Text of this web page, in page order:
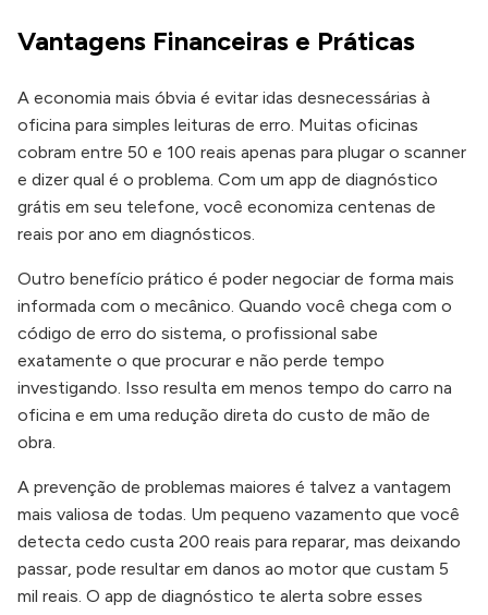
Vantagens Financeiras e Práticas
A economia mais óbvia é evitar idas desnecessárias à
oficina para simples leituras de erro. Muitas oficinas
cobram entre 50 e 100 reais apenas para plugar o scanner
e dizer qual é o problema. Com um app de diagnóstico
grátis em seu telefone, você economiza centenas de
reais por ano em diagnósticos.
Outro benefício prático é poder negociar de forma mais
informada com o mecânico. Quando você chega com o
código de erro do sistema, o profissional sabe
exatamente o que procurar e não perde tempo
investigando. Isso resulta em menos tempo do carro na
oficina e em uma redução direta do custo de mão de
obra.
A prevenção de problemas maiores é talvez a vantagem
mais valiosa de todas. Um pequeno vazamento que você
detecta cedo custa 200 reais para reparar, mas deixando
passar, pode resultar em danos ao motor que custam 5
mil reais. O app de diagnóstico te alerta sobre esses